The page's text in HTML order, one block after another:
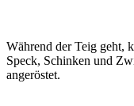
Während der Teig geht,
Speck, Schinken und
angeröstet.